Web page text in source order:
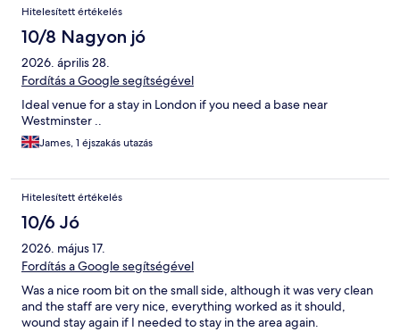
Hitelesített értékelés
10/8 Nagyon jó
2026. április 28.
Fordítás a Google segítségével
Ideal venue for a stay in London if you need a base near
Westminster ..
James, 1 éjszakás utazás
Hitelesített értékelés
10/6 Jó
2026. május 17.
Fordítás a Google segítségével
Was a nice room bit on the small side, although it was very clean
and the staff are very nice, everything worked as it should,
wound stay again if I needed to stay in the area again.